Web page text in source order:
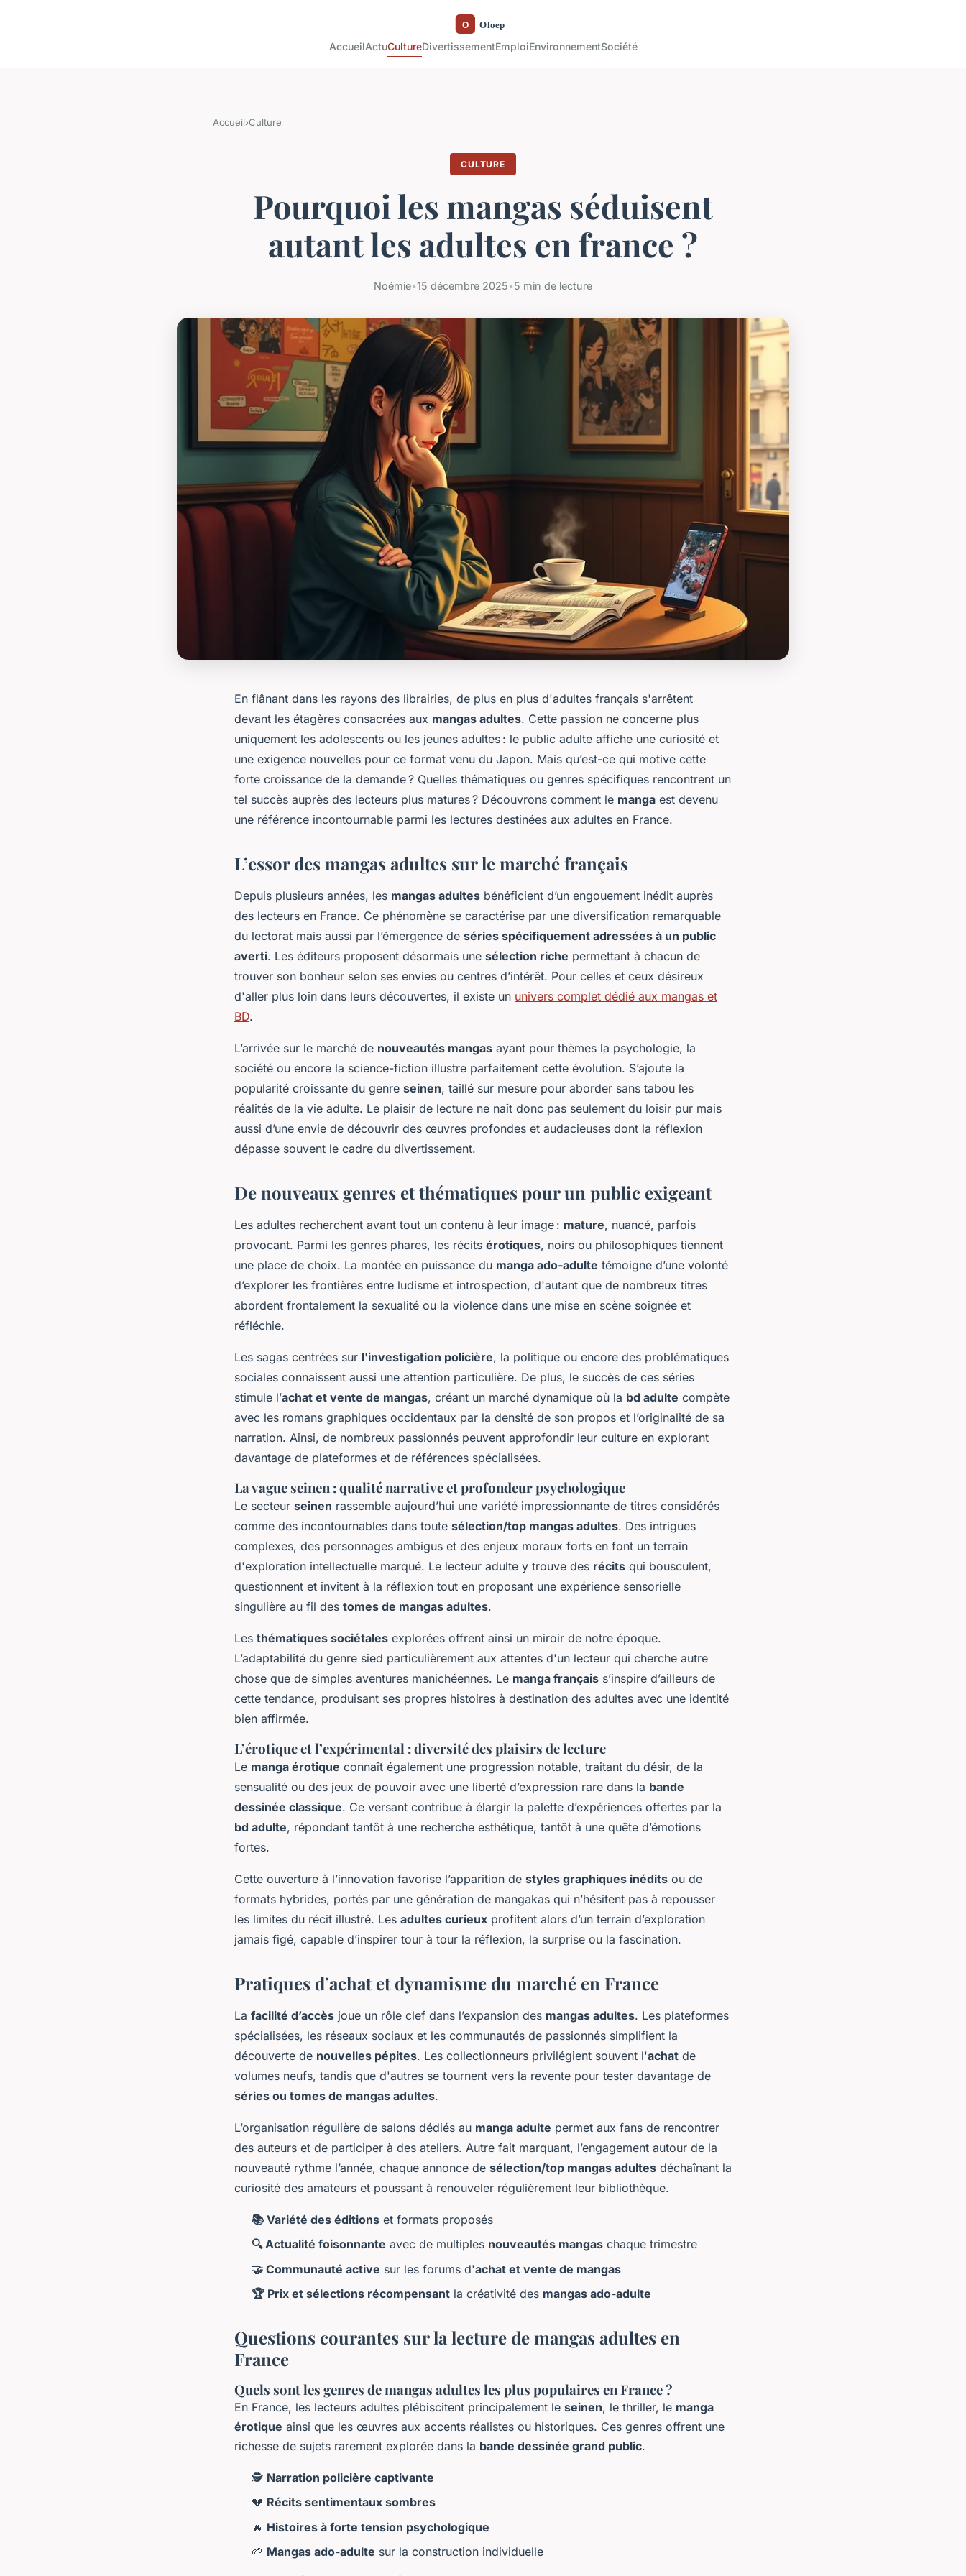
AccueilActuCultureDivertissementEmploiEnvironnementSociété
Accueil›Culture
CULTURE
Pourquoi les mangas séduisent
autant les adultes en france ?
Noémie•15 décembre 2025•5 min de lecture
En flânant dans les rayons des librairies, de plus en plus d'adultes français s'arrêtent
devant les étagères consacrées aux mangas adultes. Cette passion ne concerne plus
uniquement les adolescents ou les jeunes adultes : le public adulte affiche une curiosité et
une exigence nouvelles pour ce format venu du Japon. Mais qu’est-ce qui motive cette
forte croissance de la demande ? Quelles thématiques ou genres spécifiques rencontrent un
tel succès auprès des lecteurs plus matures ? Découvrons comment le manga est devenu
une référence incontournable parmi les lectures destinées aux adultes en France.
L’essor des mangas adultes sur le marché français
Depuis plusieurs années, les mangas adultes bénéficient d’un engouement inédit auprès
des lecteurs en France. Ce phénomène se caractérise par une diversification remarquable
du lectorat mais aussi par l’émergence de séries spécifiquement adressées à un public
averti. Les éditeurs proposent désormais une sélection riche permettant à chacun de
trouver son bonheur selon ses envies ou centres d’intérêt. Pour celles et ceux désireux
d'aller plus loin dans leurs découvertes, il existe un univers complet dédié aux mangas et
BD.
L’arrivée sur le marché de nouveautés mangas ayant pour thèmes la psychologie, la
société ou encore la science-fiction illustre parfaitement cette évolution. S’ajoute la
popularité croissante du genre seinen, taillé sur mesure pour aborder sans tabou les
réalités de la vie adulte. Le plaisir de lecture ne naît donc pas seulement du loisir pur mais
aussi d’une envie de découvrir des œuvres profondes et audacieuses dont la réflexion
dépasse souvent le cadre du divertissement.
De nouveaux genres et thématiques pour un public exigeant
Les adultes recherchent avant tout un contenu à leur image : mature, nuancé, parfois
provocant. Parmi les genres phares, les récits érotiques, noirs ou philosophiques tiennent
une place de choix. La montée en puissance du manga ado-adulte témoigne d’une volonté
d’explorer les frontières entre ludisme et introspection, d'autant que de nombreux titres
abordent frontalement la sexualité ou la violence dans une mise en scène soignée et
réfléchie.
Les sagas centrées sur l'investigation policière, la politique ou encore des problématiques
sociales connaissent aussi une attention particulière. De plus, le succès de ces séries
stimule l’achat et vente de mangas, créant un marché dynamique où la bd adulte compète
avec les romans graphiques occidentaux par la densité de son propos et l’originalité de sa
narration. Ainsi, de nombreux passionnés peuvent approfondir leur culture en explorant
davantage de plateformes et de références spécialisées.
La vague seinen : qualité narrative et profondeur psychologique
Le secteur seinen rassemble aujourd’hui une variété impressionnante de titres considérés
comme des incontournables dans toute sélection/top mangas adultes. Des intrigues
complexes, des personnages ambigus et des enjeux moraux forts en font un terrain
d'exploration intellectuelle marqué. Le lecteur adulte y trouve des récits qui bousculent,
questionnent et invitent à la réflexion tout en proposant une expérience sensorielle
singulière au fil des tomes de mangas adultes.
Les thématiques sociétales explorées offrent ainsi un miroir de notre époque.
L’adaptabilité du genre sied particulièrement aux attentes d'un lecteur qui cherche autre
chose que de simples aventures manichéennes. Le manga français s’inspire d’ailleurs de
cette tendance, produisant ses propres histoires à destination des adultes avec une identité
bien affirmée.
L’érotique et l’expérimental : diversité des plaisirs de lecture
Le manga érotique connaît également une progression notable, traitant du désir, de la
sensualité ou des jeux de pouvoir avec une liberté d’expression rare dans la bande
dessinée classique. Ce versant contribue à élargir la palette d’expériences offertes par la
bd adulte, répondant tantôt à une recherche esthétique, tantôt à une quête d’émotions
fortes.
Cette ouverture à l’innovation favorise l’apparition de styles graphiques inédits ou de
formats hybrides, portés par une génération de mangakas qui n’hésitent pas à repousser
les limites du récit illustré. Les adultes curieux profitent alors d’un terrain d’exploration
jamais figé, capable d’inspirer tour à tour la réflexion, la surprise ou la fascination.
Pratiques d’achat et dynamisme du marché en France
La facilité d’accès joue un rôle clef dans l’expansion des mangas adultes. Les plateformes
spécialisées, les réseaux sociaux et les communautés de passionnés simplifient la
découverte de nouvelles pépites. Les collectionneurs privilégient souvent l'achat de
volumes neufs, tandis que d'autres se tournent vers la revente pour tester davantage de
séries ou tomes de mangas adultes.
L’organisation régulière de salons dédiés au manga adulte permet aux fans de rencontrer
des auteurs et de participer à des ateliers. Autre fait marquant, l’engagement autour de la
nouveauté rythme l’année, chaque annonce de sélection/top mangas adultes déchaînant la
curiosité des amateurs et poussant à renouveler régulièrement leur bibliothèque.
📚 Variété des éditions et formats proposés
🔍 Actualité foisonnante avec de multiples nouveautés mangas chaque trimestre
🤝 Communauté active sur les forums d'achat et vente de mangas
🏆 Prix et sélections récompensant la créativité des mangas ado-adulte
Questions courantes sur la lecture de mangas adultes en
France
Quels sont les genres de mangas adultes les plus populaires en France ?
En France, les lecteurs adultes plébiscitent principalement le seinen, le thriller, le manga
érotique ainsi que les œuvres aux accents réalistes ou historiques. Ces genres offrent une
richesse de sujets rarement explorée dans la bande dessinée grand public.
🕵️ Narration policière captivante
💔 Récits sentimentaux sombres
🔥 Histoires à forte tension psychologique
🌱 Mangas ado-adulte sur la construction individuelle